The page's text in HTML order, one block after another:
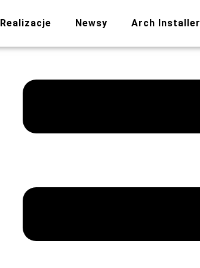
Realizacje Newsy Arch Installer